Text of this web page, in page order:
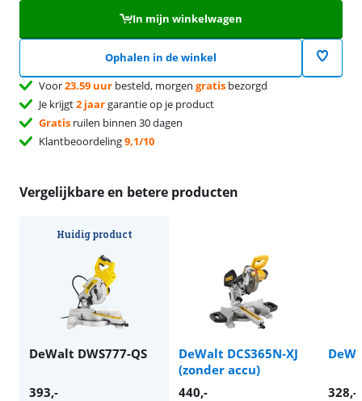
In mijn winkelwagen
Ophalen in de winkel
Voor23.59 uur besteld, morgen gratis bezorgd
Je krijgt2 jaargarantie op je product
Gratis ruilen binnen 30 dagen
Klantbeoordeling9,1/10
Vergelijkbare en betere producten
Huidig product
DeWalt DWS777-QS
DeWalt DCS365N-XJ
(zonder accu)
393,- 440,- 328,-